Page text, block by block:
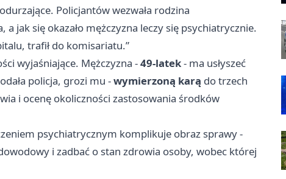
Policjantów wezwała rodzina
jak się okazało mężczyzna leczy się psychiatrycznie.
trafił do komisariatu.”
wyjaśniające. Mężczyzna -49-latek- ma usłyszeć
policja, grozi mu -wymierzoną karą do trzech
i ocenę okoliczności zastosowania środków
psychiatrycznym komplikuje obraz sprawy -
i zadbać o stan zdrowia osoby, wobec której